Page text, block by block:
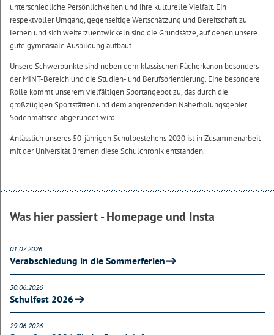
unterschiedliche Persönlichkeiten und ihre kulturelle Vielfalt. Ein
respektvoller Umgang, gegenseitige Wertschätzung und Bereitschaft zu
lernen und sich weiterzuentwickeln sind die Grundsätze, auf denen unsere
gute gymnasiale Ausbildung aufbaut.
Unsere Schwerpunkte sind neben dem klassischen Fächerkanon besonders
der MINT-Bereich und die Studien- und Berufsorientierung. Eine besondere
Rolle kommt unserem vielfältigen Sportangebot zu, das durch die
großzügigen Sportstätten und dem angrenzenden Naherholungsgebiet
Sodenmattsee abgerundet wird.
Anlässlich unseres 50-jährigen Schulbestehens 2020 ist in Zusammenarbeit
mit der Universität Bremen diese Schulchronik entstanden.
Was hier passiert - Homepage und Insta
01.07.2026
Verabschiedung in die Sommerferien
30.06.2026
Schulfest 2026
29.06.2026